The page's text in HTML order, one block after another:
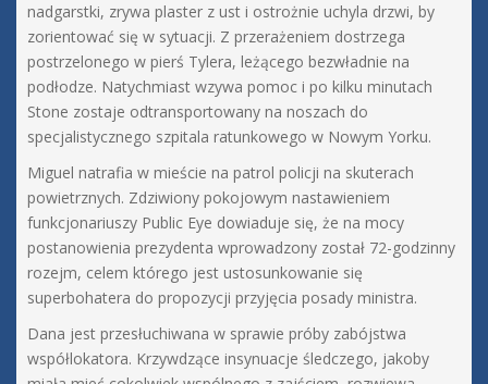
nadgarstki, zrywa plaster z ust i ostrożnie uchyla drzwi, by
zorientować się w sytuacji. Z przerażeniem dostrzega
postrzelonego w pierś Tylera, leżącego bezwładnie na
podłodze. Natychmiast wzywa pomoc i po kilku minutach
Stone zostaje odtransportowany na noszach do
specjalistycznego szpitala ratunkowego w Nowym Yorku.
Miguel natrafia w mieście na patrol policji na skuterach
powietrznych. Zdziwiony pokojowym nastawieniem
funkcjonariuszy Public Eye dowiaduje się, że na mocy
postanowienia prezydenta wprowadzony został 72-godzinny
rozejm, celem którego jest ustosunkowanie się
superbohatera do propozycji przyjęcia posady ministra.
Dana jest przesłuchiwana w sprawie próby zabójstwa
współlokatora. Krzywdzące insynuacje śledczego, jakoby